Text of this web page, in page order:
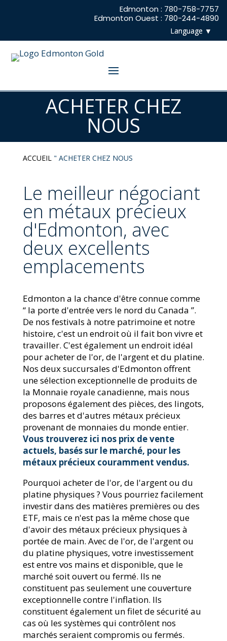
Edmonton : 780-758-7757
Edmonton Ouest : 780-244-4890
ACHETER CHEZ
NOUS
ACCUEIL" ACHETER CHEZ NOUS
Le meilleur négociant
en métaux précieux
d'Edmonton, avec
deux excellents
emplacements
Edmonton a la chance d'être connue comme
“ la porte d'entrée vers le nord du Canada ”.
De nos festivals à notre patrimoine et notre
histoire, c'est un endroit où il fait bon vivre et
travailler. C'est également un endroit idéal
pour acheter de l'or, de l'argent et du platine.
Nos deux succursales d'Edmonton offrent
une sélection exceptionnelle de produits de
la Monnaie royale canadienne, mais nous
proposons également des pièces, des lingots,
des barres et d'autres métaux précieux
provenant de monnaies du monde entier.
Vous trouverez ici nos prix de vente
actuels, basés sur le marché, pour les
métaux précieux couramment vendus.
Pourquoi acheter de l'or, de l'argent ou du
platine physiques ? Vous pourriez facilement
investir dans des matières premières ou des
ETF, mais ce n'est pas la même chose que
d'avoir des métaux précieux physiques à
portée de main. Avec de l'or, de l'argent ou
du platine physiques, votre investissement
est entre vos mains et disponible, que le
marché soit ouvert ou fermé. Ils ne
constituent pas seulement une couverture
exceptionnelle contre l'inflation. Ils
constituent également un filet de sécurité au
cas où les systèmes qui contrôlent nos
marchés seraient compromis ou fermés.